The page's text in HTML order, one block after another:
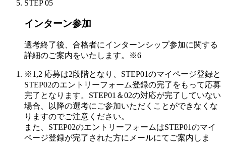
STEP 05
インターン参加
選考終了後、合格者にインターンシップ参加に関する
詳細のご案内をいたします。
※6
※1,2 応募は2段階となり、STEP01のマイページ登録と
STEP02のエントリーフォーム登録の完了をもって応募
完了となります。STEP01＆02の対応が完了していない
場合、以降の選考にご参加いただくことができなくな
りますのでご注意ください。
また、STEP02のエントリーフォームはSTEP01のマイ
ページ登録が完了された方にメールにてご案内しま